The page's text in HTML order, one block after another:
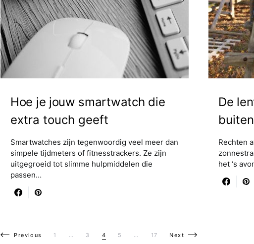
Hoe je jouw smartwatch die
extra touch geeft
Smartwatches zijn tegenwoordig veel meer dan
simpele tijdmeters of fitnesstrackers. Ze zijn
uitgegroeid tot slimme hulpmiddelen die
passen…
De
Rechten
het ‘s
Berichten paginering
Previous 1 3 4 5 17 Next